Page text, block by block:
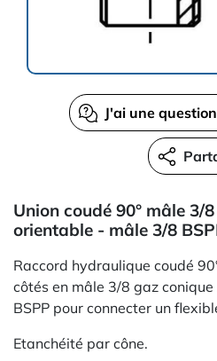
J'ai une
Union coudé 90° mâle 3/
orientable - mâle 3/8
Raccord hydraulique coudé
côtés en mâle 3/8 gaz
BSPP pour connecter un
Etanchéité par cône.